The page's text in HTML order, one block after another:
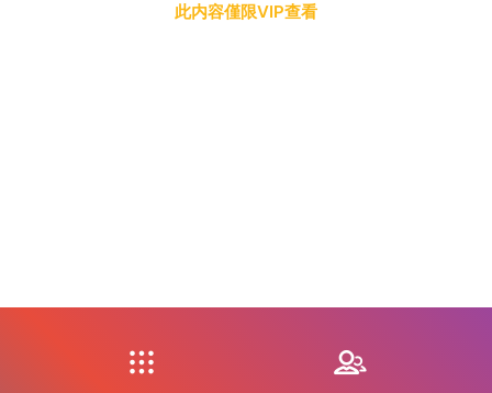
此内容僅限VIP查看